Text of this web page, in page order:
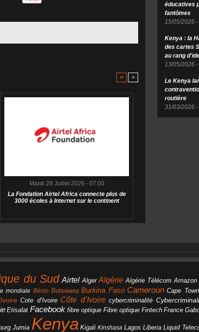
< >
Mardi 28 Juillet 2026 - 07:00
La Fondation Airtel Africa connecte plus de
3000 écoles à Internet sur le continent
éducatives
fantômes
15/05/2026 -
Kenya : la
des cartes
au rang
13/05/2026 -
Le Kenya
routière
31/03/2026 -
du Sud Airtel Alger Algérie Algérie Télécom Amazon
mondiale Bénin Botswana Burkina Faso Cameroun Cape Town
Cote d’Ivoire Côte d’Ivoire cybercriminalité
Etisalat Facebook fibre optique Fibre optique Fintech France
Jumia Kenya Kigali Kinshasa Lagos Liberia Liquid